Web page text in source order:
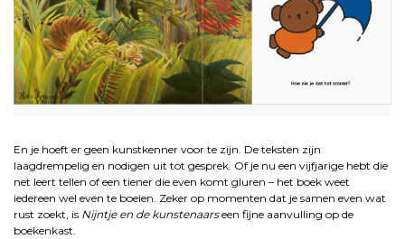
En je hoeft er geen kunstkenner voor te zijn. De teksten zijn
laagdrempelig en nodigen uit tot gesprek. Of je nu een vijfjarige hebt die
net leert tellen of een tiener die even komt gluren – het boek weet
iedereen wel even te boeien. Zeker op momenten dat je samen even wat
rust zoekt, is Nijntje en de kunstenaarseen fijne aanvulling op de
boekenkast.